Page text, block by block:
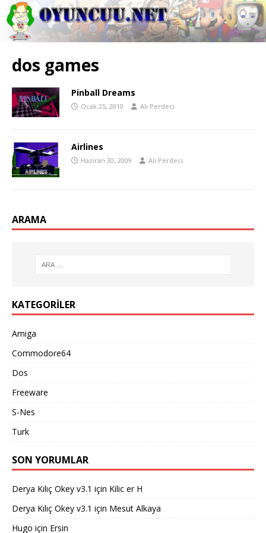
dos games
Pinball Dreams
Ocak 25, 2010 Ali Perdeci
Airlines
Haziran 30, 2009 Ali Perdeci
ARAMA
KATEGORILER
Amiga
Commodore64
Dos
Freeware
S-Nes
Turk
SON YORUMLAR
Derya Kılıç Okey v3.1 için Kilic er H
Derya Kılıç Okey v3.1 için Mesut Alkaya
Hugo için Ersin